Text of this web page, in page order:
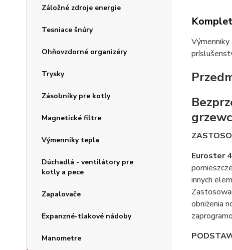
Záložné zdroje energie
Tesniace šnúry
Ohňovzdorné organizéry
Trysky
Zásobníky pre kotly
Magnetické filtre
Výmenníky tepla
Dúchadlá - ventilátory pre
kotly a pece
Zapalovače
Expanzné-tlakové nádoby
Manometre
Euroster
innych
obniżenia